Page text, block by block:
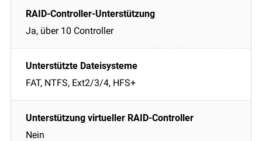
Ja, über 10 Controller
FAT, NTFS, Ext2/3/4, HFS+
Nein